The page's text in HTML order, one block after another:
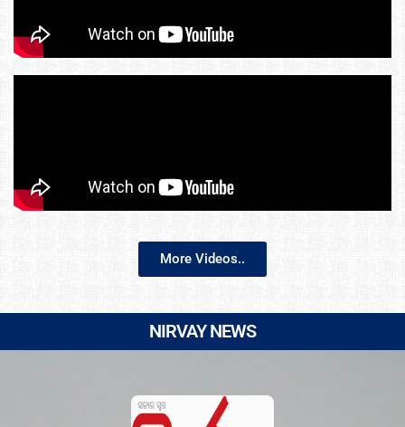
More Videos..
NIRVAY NEWS